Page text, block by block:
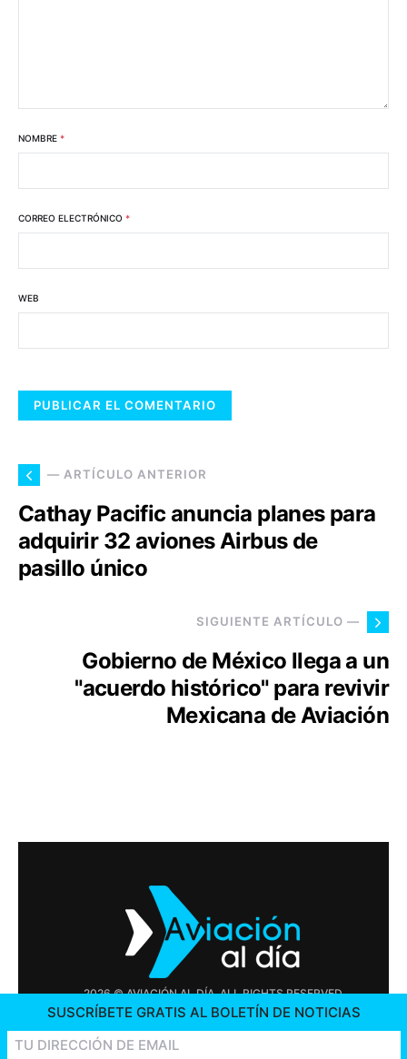
NOMBRE *
CORREO ELECTRÓNICO *
WEB
— ARTÍCULO ANTERIOR
Cathay Pacific anuncia planes para
adquirir 32 aviones Airbus de
pasillo único
SIGUIENTE ARTÍCULO —
Gobierno de México llega a un
"acuerdo histórico" para revivir
Mexicana de Aviación
2026 © AVIACIÓN AL DÍA. ALL RIGHTS RESERVED
OFERTAS DE TRABAJO
SUSCRÍBETE GRATIS AL BOLETÍN DE NOTICIAS